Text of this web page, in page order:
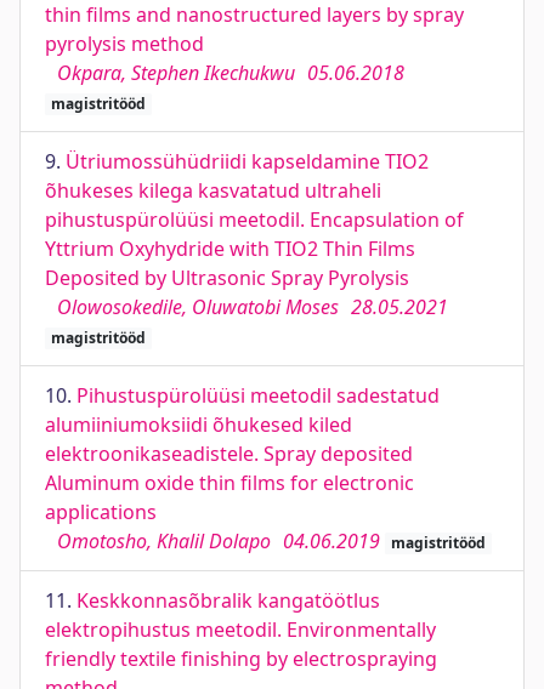
thin films and nanostructured layers by spray
pyrolysis method
Okpara, Stephen Ikechukwu 05.06.2018
magistritööd
9. Ütriumossühüdriidi kapseldamine TIO2
õhukeses kilega kasvatatud ultraheli
pihustuspürolüüsi meetodil. Encapsulation of
Yttrium Oxyhydride with TIO2 Thin Films
Deposited by Ultrasonic Spray Pyrolysis
Olowosokedile, Oluwatobi Moses 28.05.2021
magistritööd
10. Pihustuspürolüüsi meetodil sadestatud
alumiiniumoksiidi õhukesed kiled
elektroonikaseadistele. Spray deposited
Aluminum oxide thin films for electronic
applications
Omotosho, Khalil Dolapo 04.06.2019 magistritööd
11. Keskkonnasõbralik kangatöötlus
elektropihustus meetodil. Environmentally
friendly textile finishing by electrospraying